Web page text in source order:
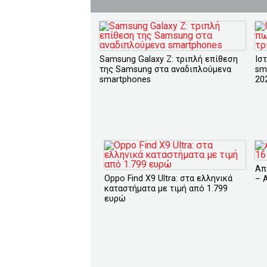
Samsung Galaxy Z: τριπλή επίθεση
της Samsung στα αναδιπλούμενα
smartphones
Oppo Find X9 Ultra: στα ελληνικά
καταστήματα με τιμή από 1.799
ευρώ
–